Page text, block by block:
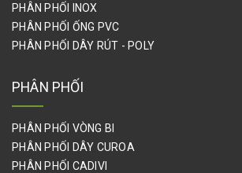
PHÂN PHỐI INOX
PHÂN PHỐI ỐNG PVC
PHÂN PHỐI DÂY RÚT - POLY
PHÂN PHỐI
PHÂN PHỐI VÒNG BI
PHÂN PHỐI DÂY CUROA
PHÂN PHỐI CADIVI